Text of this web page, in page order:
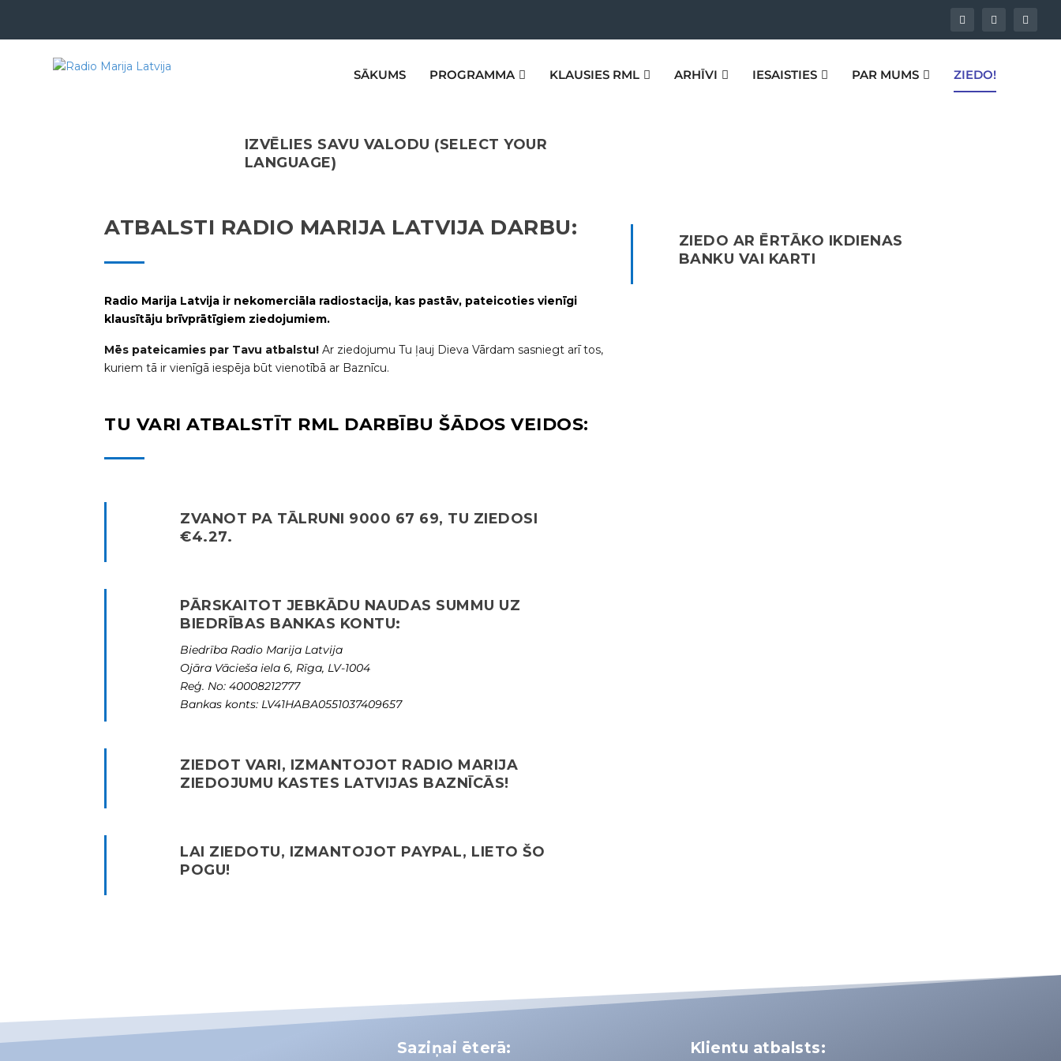
SĀKUMS PROGRAMMA KLAUSIES RML ARHĪVI IESAISTIES PAR MUMS ZIEDO!
IZVĒLIES SAVU VALODU (SELECT YOUR
LANGUAGE)
ATBALSTI RADIO MARIJA LATVIJA DARBU:
Radio Marija Latvija ir nekomerciāla radiostacija, kas pastāv, pateicoties vienīgi
klausītāju brīvprātīgiem ziedojumiem.
Mēs pateicamies par Tavu atbalstu! Ar ziedojumu Tu ļauj Dieva Vārdam sasniegt arī tos,
kuriem tā ir vienīgā iespēja būt vienotībā ar Baznīcu.
TU VARI ATBALSTĪT RML DARBĪBU ŠĀDOS VEIDOS:
ZVANOT PA TĀLRUNI 9000 67 69, TU ZIEDOSI
€4.27.
PĀRSKAITOT JEBKĀDU NAUDAS SUMMU UZ
BIEDRĪBAS BANKAS KONTU:
Biedrība Radio Marija Latvija
Ojāra Vācieša iela 6, Rīga, LV-1004
Reģ. No: 40008212777
Bankas konts: LV41HABA0551037409657
ZIEDOT VARI, IZMANTOJOT RADIO MARIJA
ZIEDOJUMU KASTES LATVIJAS BAZNĪCĀS!
LAI ZIEDOTU, IZMANTOJOT PAYPAL, LIETO ŠO
POGU!
ZIEDO AR ĒRTĀKO IKDIENAS
BANKU VAI KARTI
Saziņai ēterā: Klientu atbalsts: